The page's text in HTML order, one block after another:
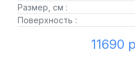
Размер, см :
Поверхность :
11690